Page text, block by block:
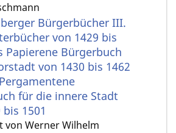
Bürgerbücher III.
von 1429 bis
Papierene Bürgerbuch
von 1430 bis 1462
für die innere Stadt
1501
von Werner Wilhelm